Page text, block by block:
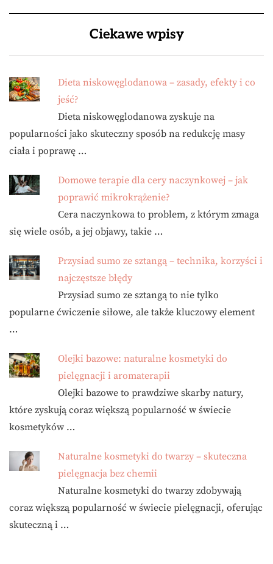
Ciekawe wpisy
Dieta niskowęglodanowa – zasady, efekty i co
jeść?
Dieta niskowęglodanowa zyskuje na
popularności jako skuteczny sposób na redukcję masy
ciała i poprawę …
Domowe terapie dla cery naczynkowej – jak
poprawić mikrokrążenie?
Cera naczynkowa to problem, z którym zmaga
się wiele osób, a jej objawy, takie …
Przysiad sumo ze sztangą – technika, korzyści i
najczęstsze błędy
Przysiad sumo ze sztangą to nie tylko
popularne ćwiczenie siłowe, ale także kluczowy element
…
Olejki bazowe: naturalne kosmetyki do
pielęgnacji i aromaterapii
Olejki bazowe to prawdziwe skarby natury,
które zyskują coraz większą popularność w świecie
kosmetyków …
Naturalne kosmetyki do twarzy – skuteczna
pielęgnacja bez chemii
Naturalne kosmetyki do twarzy zdobywają
coraz większą popularność w świecie pielęgnacji, oferując
skuteczną i …